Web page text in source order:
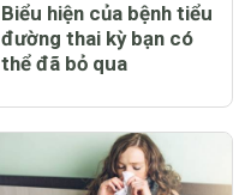
Biểu hiện của bệnh tiểu
đường thai kỳ bạn có
thể đã bỏ qua